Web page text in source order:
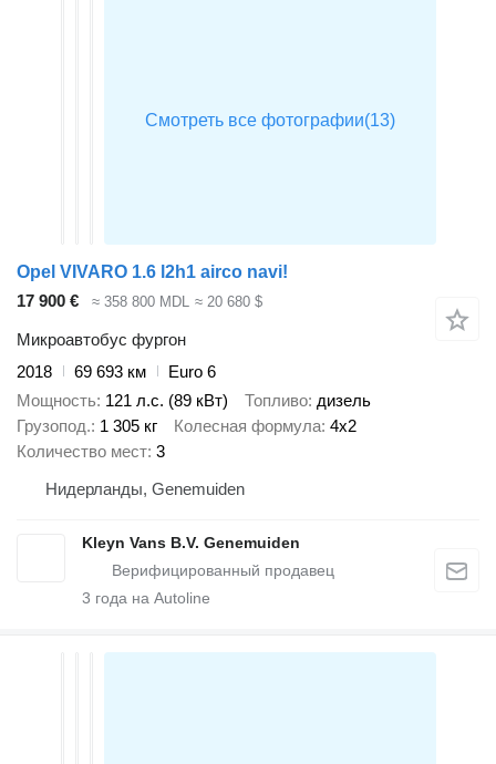
Opel VIVARO 1.6 l2h1 airco navi!
17 900 €
≈ 358 800 MDL ≈ 20 680 $
Микроавтобус фургон
2018
69 693 км
Euro 6
Мощность 121 л.с. (89 кВт) Топливо дизель
Грузопод. 1 305 кг Колесная формула 4x2
Количество мест 3
Нидерланды, Genemuiden
Kleyn Vans B.V. Genemuiden
3 года на Autoline